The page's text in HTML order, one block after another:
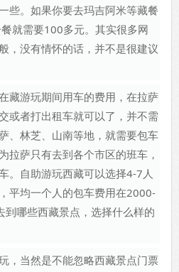
些。如果你要去玛吉阿米等藏餐
就需要100多元。其实很多网
，没有情怀的话，并不是很建议
藏游玩期间用车的费用，在拉萨
或者打出租车就可以了，并不需
、林芝、山南等地，就需要包车
拉萨只有去到各个市区的班车，
。自助游玩西藏可以选择4-7人
平均一个人的包车费用在2000-
哪些西藏景点，选择什么样的
，当然是不能忽略西藏景点门票